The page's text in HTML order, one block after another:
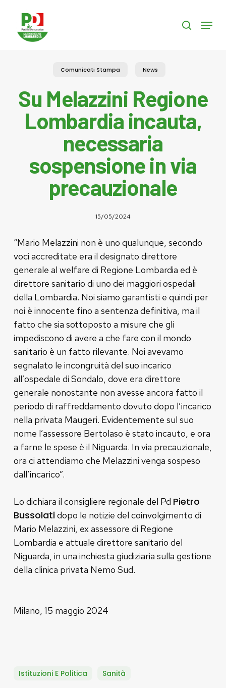
content
search
Menu
Comunicati Stampa News
Su Melazzini Regione
Lombardia incauta,
necessaria
sospensione in via
precauzionale
15/05/2024
“Mario Melazzini non è uno qualunque, secondo
voci accreditate era il designato direttore
generale al welfare di Regione Lombardia ed è
direttore sanitario di uno dei maggiori ospedali
della Lombardia. Noi siamo garantisti e quindi per
noi è innocente fino a sentenza definitiva, ma il
fatto che sia sottoposto a misure che gli
impediscono di avere a che fare con il mondo
sanitario è un fatto rilevante. Noi avevamo
segnalato le incongruità del suo incarico
all’ospedale di Sondalo, dove era direttore
generale nonostante non avesse ancora fatto il
periodo di raffreddamento dovuto dopo l’incarico
nella privata Maugeri. Evidentemente sul suo
nome l’assessore Bertolaso è stato incauto, e ora
a farne le spese è il Niguarda. In via precauzionale,
ora ci attendiamo che Melazzini venga sospeso
dall’incarico”.
Lo dichiara il consigliere regionale del Pd Pietro
Bussolatidopo le notizie del coinvolgimento di
Mario Melazzini, ex assessore di Regione
Lombardia e attuale direttore sanitario del
Niguarda, in una inchiesta giudiziaria sulla gestione
della clinica privata Nemo Sud.
Milano, 15 maggio 2024
Istituzioni E Politica Sanità